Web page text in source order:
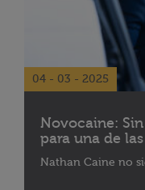
04 - 03 - 2025
Novocaine:
para una de
Nathan Caine no